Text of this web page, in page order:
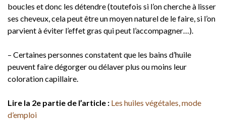
boucles et donc les détendre (toutefois si l’on cherche à lisser
ses cheveux, cela peut être un moyen naturel de le faire, si l’on
parvient à éviter l’effet gras qui peut l’accompagner…).
– Certaines personnes constatent que les bains d’huile
peuvent faire dégorger ou délaver plus ou moins leur
coloration capillaire.
Lire la 2e partie de l’article : Les huiles végétales, mode
d’emploi